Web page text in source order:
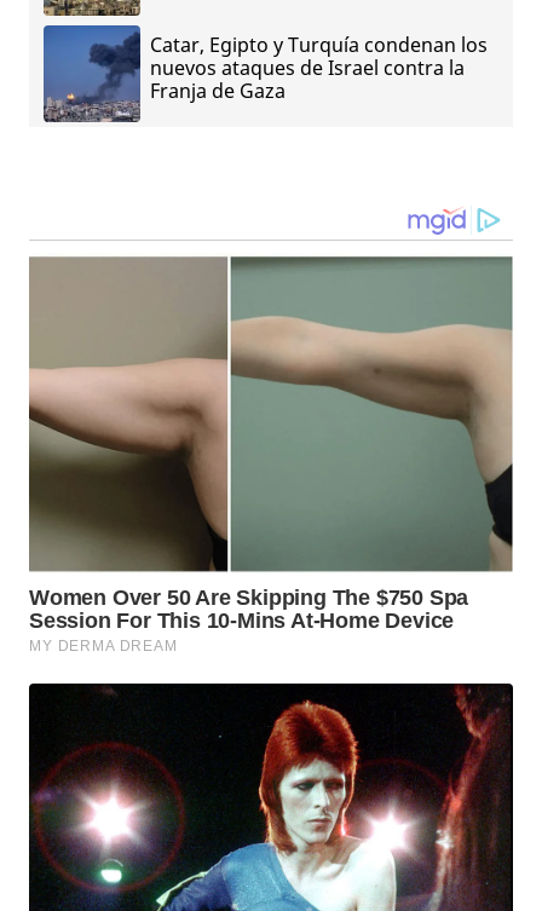
Catar, Egipto y Turquía condenan los
nuevos ataques de Israel contra la
Franja de Gaza